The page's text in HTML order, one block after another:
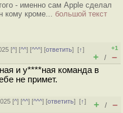
- именно сам Apple сделал
кому кроме... большой текст
[^] [^^] [^^^] [ответить][↑]
+1
+ / –
и у****ная команда в
не примет.
[^] [^^] [^^^] [ответить][↑]
+ / –